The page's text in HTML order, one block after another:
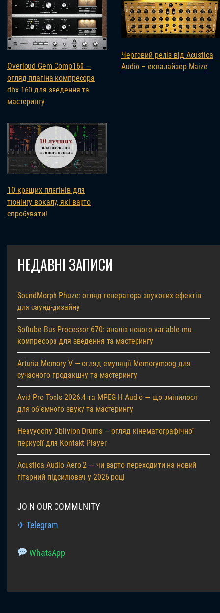
Overloud Gem Comp160 —
огляд плагіна компресора
dbx 160 для зведення та
мастерингу
Черговий реліз від Acustica
Audio – еквалайзер Maize
10 кращих плагінів для
тюнінгу вокалу, які варто
спробувати!
НЕДАВНІ ЗАПИСИ
SoundMorph Phuze: огляд генератора звукових ефектів
для саунд-дизайну
Softube Bus Processor 670: аналіз нового variable-mu
компресора для зведення та мастерингу
Arturia Memory V — огляд емуляції Memorymoog для
сучасного продакшну та мастерингу
Avid Pro Tools 2026.4 та MPEG-H Audio — що змінилося
для об’ємного звуку та мастерингу
Heavyocity Oblivion Drums — огляд кінематографічної
перкусії для Kontakt Player
Acustica Audio Aero 2 — чи варто переходити на новий
гітарний підсилювач у 2026 році
JOIN OUR COMMUNITY
✈ Telegram
WhatsApp